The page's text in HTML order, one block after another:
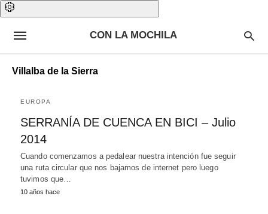
CON LA MOCHILA
Villalba de la Sierra
EUROPA
SERRANÍA DE CUENCA EN BICI – Julio
2014
Cuando comenzamos a pedalear nuestra intención fue seguir
una ruta circular que nos bajamos de internet pero luego
tuvimos que…
10 años hace